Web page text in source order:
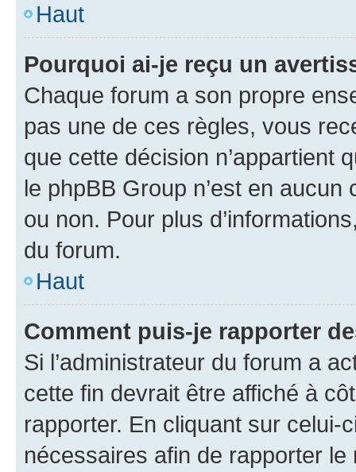
Haut
Pourquoi ai-je reçu un
Chaque forum a son propre
pas une de ces règles, vous
que cette décision n’appartient
le phpBB Group n’est en
ou non. Pour plus
du forum.
Haut
Comment puis-je rapporter
Si l’administrateur du forum a
cette fin devrait être affiché à
rapporter. En cliquant sur
nécessaires afin de rapporter le